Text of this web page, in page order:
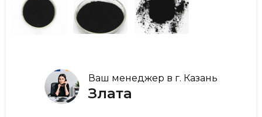
Ваш менеджер в г. Казань
Злата